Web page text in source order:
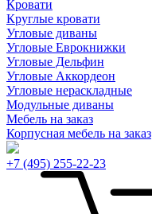
Кровати
Круглые кровати
Угловые диваны
Угловые Еврокнижки
Угловые Дельфин
Угловые Аккордеон
Угловые нераскладные
Модульные диваны
Мебель на заказ
Корпусная мебель на заказ
+7 (495) 255-22-23